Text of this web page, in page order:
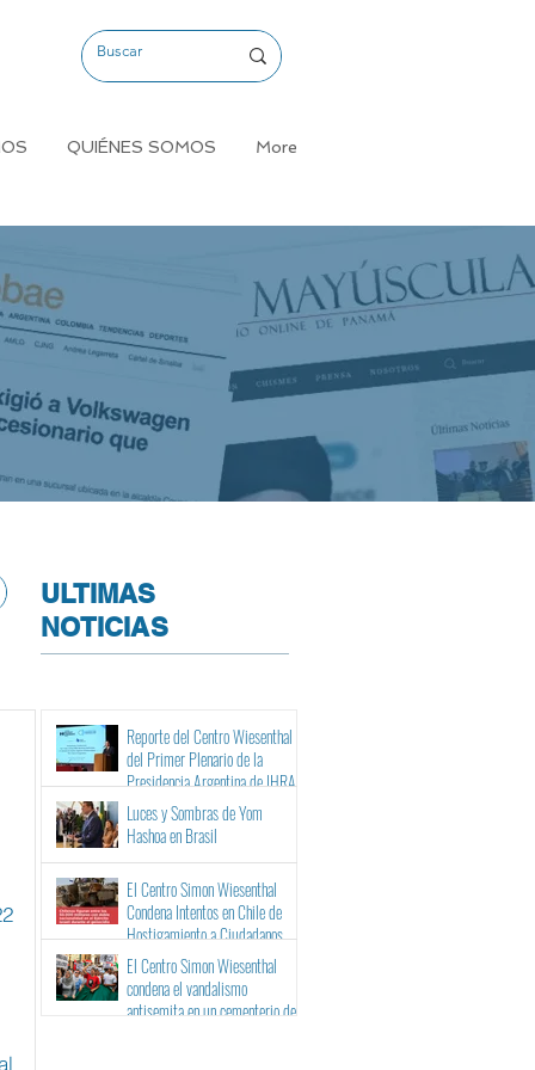
QUIÉNES SOMOS More
ULTIMAS
NOTICIAS
Reporte del Centro Wiesenthal
del Primer Plenario de la
Presidencia Argentina de IHRA
Luces y Sombras de Yom
Hashoa en Brasil
El Centro Simon Wiesenthal
Condena Intentos en Chile de
Hostigamiento a Ciudadanos
Israelíes y Binacionales ante sus
Tribunales
El Centro Simon Wiesenthal
condena el vandalismo
antisemita en un cementerio de